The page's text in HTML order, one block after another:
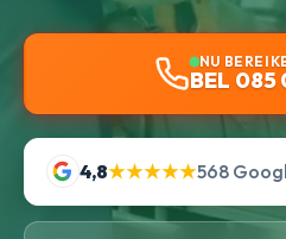
NU
BEL 085
4,8★★★★★568